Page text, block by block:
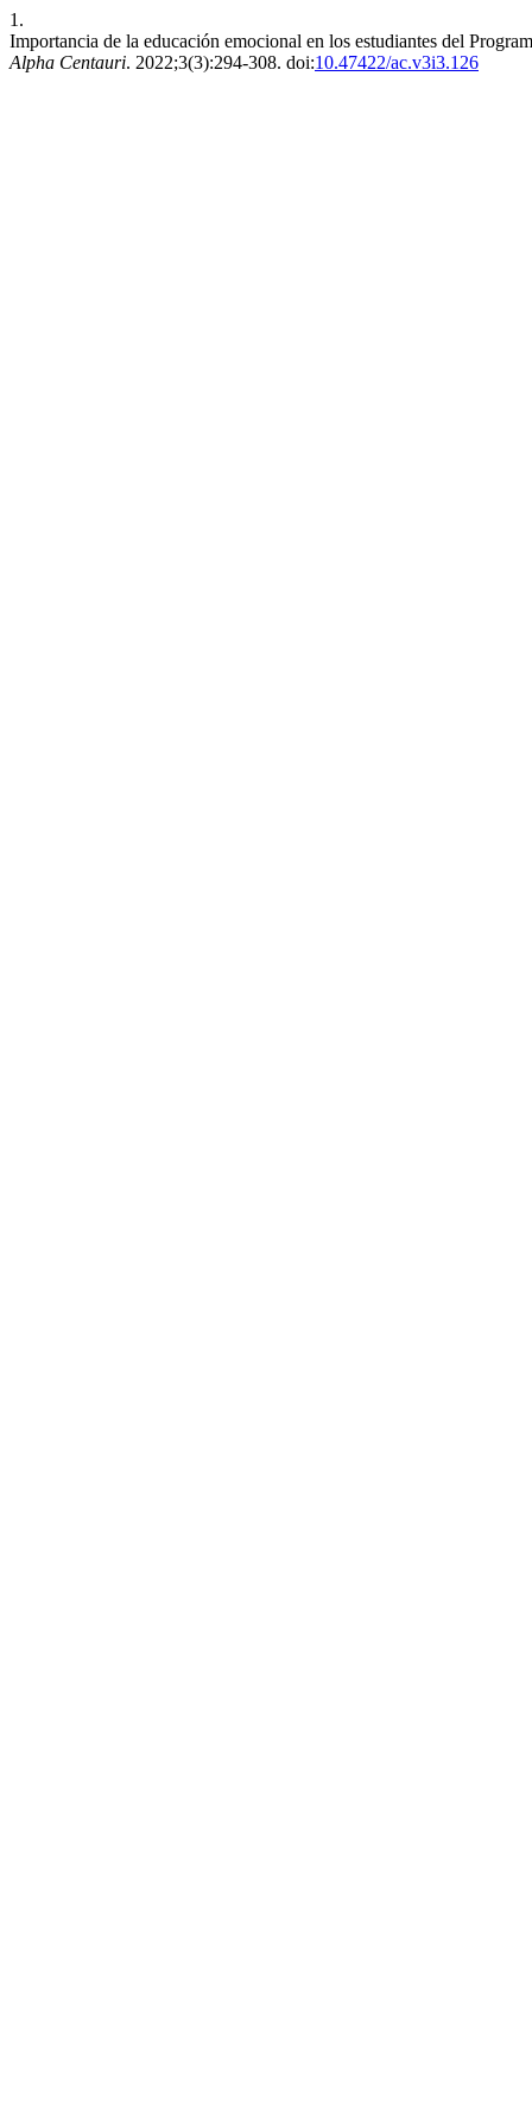
1.
Importancia de la educación emocional en los estudiantes del
Alpha Centauri. 2022;3(3):294-308. doi:10.47422/ac.v3i3.126